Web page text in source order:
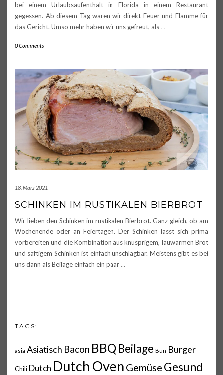
bei einem Urlaubsaufenthalt in Florida in einem Restaurant
gegessen. Ab diesem Tag waren wir direkt Feuer und Flamme für
das Gericht. Umso mehr haben wir uns gefreut, als …
0 Comments
18. März 2021
SCHINKEN IM RUSTIKALEN BIERBROT
Wir lieben den Schinken im rustikalen Bierbrot. Ganz gleich, ob am
Wochenende oder an Feiertagen. Der Schinken lässt sich prima
vorbereiten und die Kombination aus knusprigem, lauwarmen Brot
und saftigem Schinken ist einfach unschlagbar. Meistens gibt es bei
uns dann als Beilage einfach ein paar …
TAGS:
asia Asiatisch Bacon BBQBeilage Bun Burger
Chili Dutch Dutch Oven Gemüse Gesund